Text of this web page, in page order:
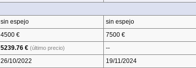
sin espejo
sin espejo
4500 €
7500 €
5239.76 € (último precio)
--
26/10/2022
19/11/2024